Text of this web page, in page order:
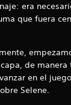
era
que fuera
de manera
en el
Selene.